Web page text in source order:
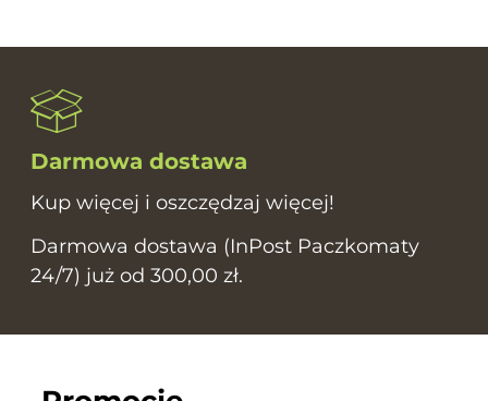
Darmowa dostawa
Kup więcej i oszczędzaj więcej!
Darmowa dostawa (InPost Paczkomaty
24/7) już od 300,00 zł.